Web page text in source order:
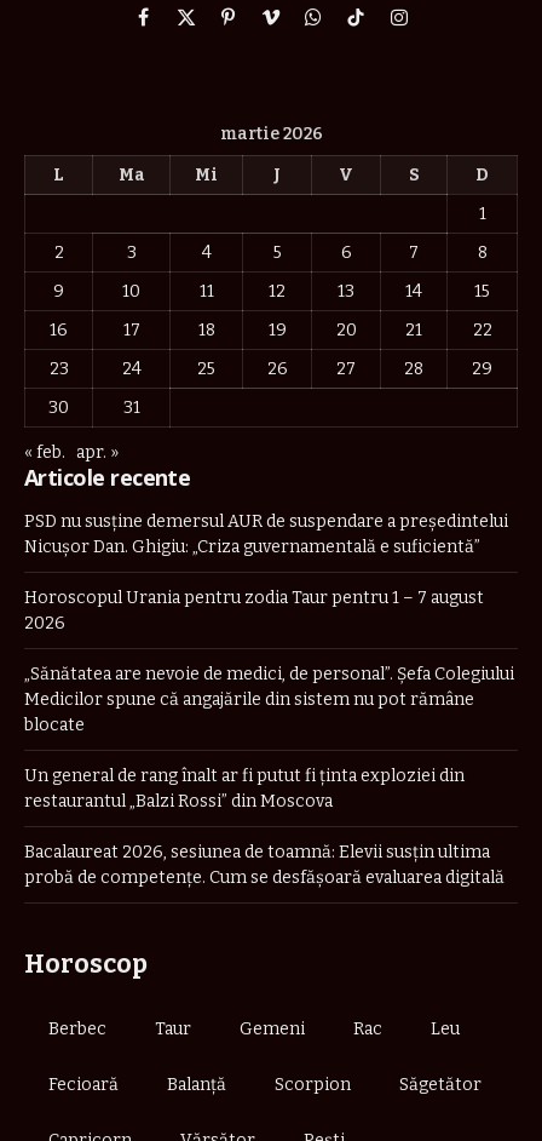
Facebook
X
PinterestVimeoWhatsApp
TikTokInstagram
martie 2026
L
Ma Mi J V S
D
1
2
3 4 5 6 7
8
9
10 11 12 13 14
15
16
17 18 19 20 21
22
23
24 25 26 27 28
29
30
31
« feb. apr. »
Articole recente
PSD nu susține demersul AUR de suspendare a președintelui
Nicușor Dan. Ghigiu: „Criza guvernamentală e suficientă”
Horoscopul Urania pentru zodia Taur pentru 1 – 7 august
2026
„Sănătatea are nevoie de medici, de personal”. Șefa Colegiului
Medicilor spune că angajările din sistem nu pot rămâne
blocate
Un general de rang înalt ar fi putut fi ținta exploziei din
restaurantul „Balzi Rossi” din Moscova
Bacalaureat 2026, sesiunea de toamnă: Elevii susțin ultima
probă de competențe. Cum se desfășoară evaluarea digitală
Horoscop
Berbec Taur Gemeni Rac Leu
Fecioară Balanță Scorpion Săgetător